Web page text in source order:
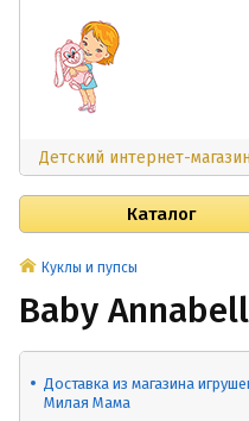
Детский интернет-
Каталог
Куклы и пупсы
Baby
Доставка из магазина
Милая Мама